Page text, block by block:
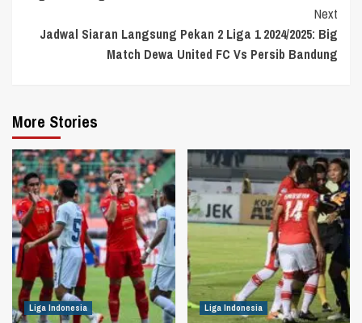
Next
Jadwal Siaran Langsung Pekan 2 Liga 1 2024/2025: Big
Match Dewa United FC Vs Persib Bandung
More Stories
Liga Indonesia Liga Indonesia